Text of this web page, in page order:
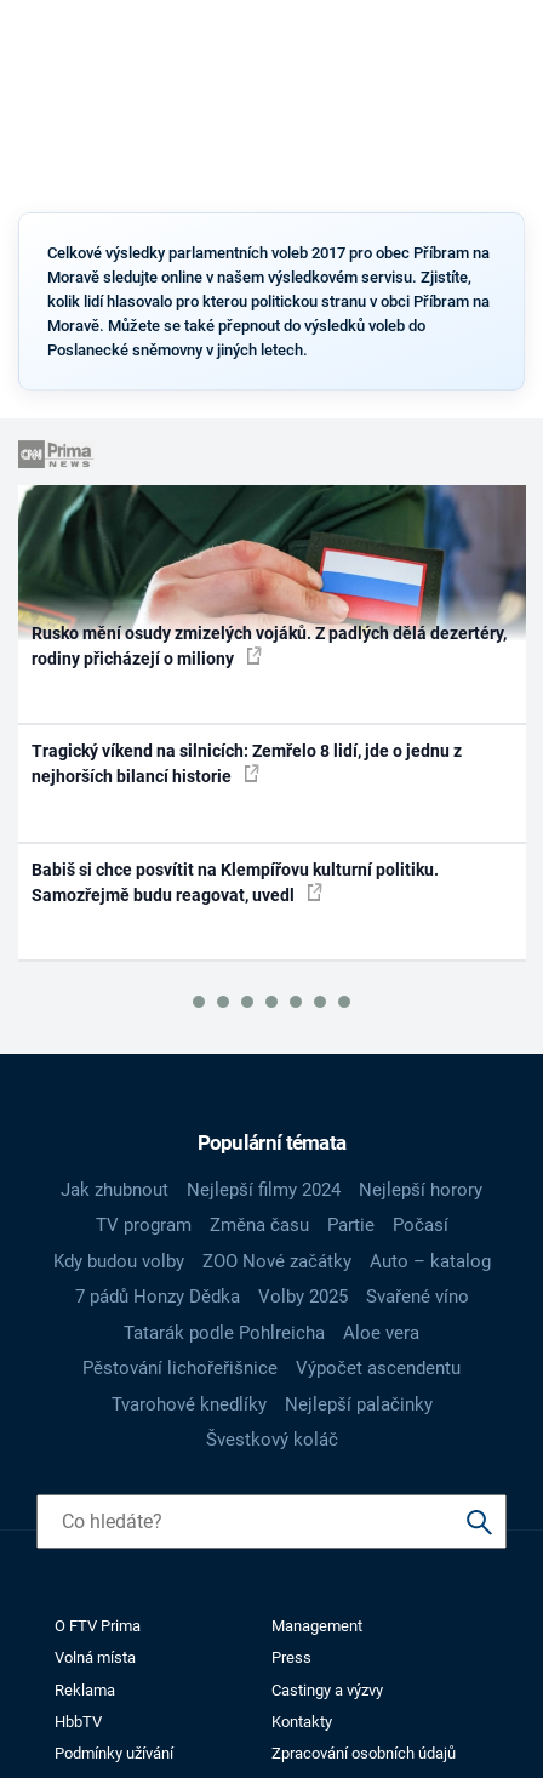
Celkové výsledky parlamentních voleb 2017 pro obec Příbram na
Moravě sledujte online v našem výsledkovém servisu. Zjistíte,
kolik lidí hlasovalo pro kterou politickou stranu v obci Příbram na
Moravě. Můžete se také přepnout do výsledků voleb do
Poslanecké sněmovny v jiných letech.
Rusko mění osudy zmizelých vojáků. Z padlých dělá dezertéry,
rodiny přicházejí o miliony
Tragický víkend na silnicích: Zemřelo 8 lidí, jde o jednu z
nejhorších bilancí historie
Babiš si chce posvítit na Klempířovu kulturní politiku.
Samozřejmě budu reagovat, uvedl
Populární témata
Jak zhubnout Nejlepší filmy 2024
Nejlepší horory
TV program
Změna času Partie
Počasí
Kdy budou volby
ZOO Nové začátky
Auto – katalog
7 pádů Honzy Dědka
Volby 2025
Svařené víno
Tatarák podle Pohlreicha
Aloe vera
Pěstování lichořeřišnice
Výpočet ascendentu
Tvarohové knedlíky
Nejlepší palačinky
Švestkový koláč
O FTV Prima
Management
Volná místa
Press
Reklama
Castingy a výzvy
HbbTV
Kontakty
Podmínky užívání
Zpracování osobních údajů